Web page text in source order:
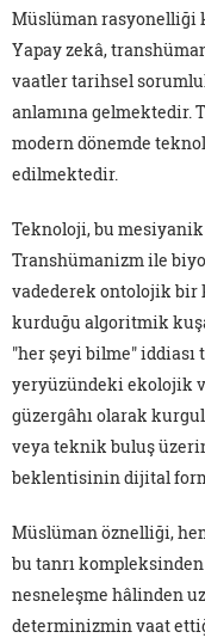
Müslüman rasyonelliği
Yapay zekâ,
vaatler tarihsel
anlamına gelmektedir.
modern dönemde
edilmektedir.
Teknoloji, bu
Transhümanizm ile
vadederek ontolojik bir
kurduğu algoritmik
"her şeyi bilme" iddiası
yeryüzündeki ekolojik
güzergâhı olarak
veya teknik buluş
beklentisinin dijital
Müslüman öznelliği,
bu tanrı
nesneleşme hâlinden
determinizmin vaat